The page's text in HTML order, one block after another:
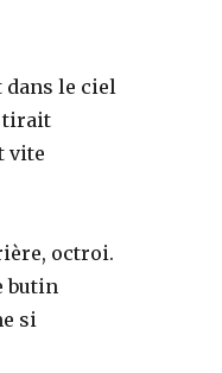
dans le ciel
tirait
vite
octroi.
butin
si